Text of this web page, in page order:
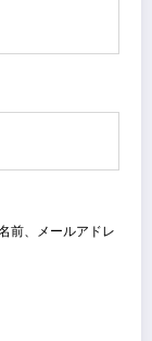
前、メールアドレ